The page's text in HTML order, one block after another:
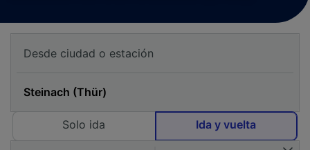
Solo ida Ida y vuelta